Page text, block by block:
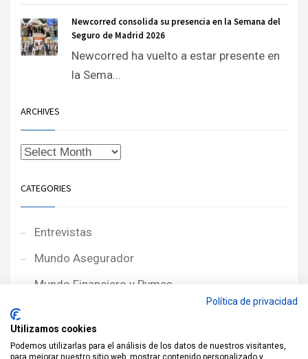
Newcorred consolida su presencia en la Semana del
Seguro de Madrid 2026
Newcorred ha vuelto a estar presente en
la Sema...
ARCHIVES
CATEGORIES
Entrevistas
Mundo Asegurador
Mundo Financiero y Pymes
Noticias NewcorRED
Política de privacidad
Utilizamos cookies
Podemos utilizarlas para el análisis de los datos de nuestros visitantes,
para mejorar nuestro sitio web, mostrar contenido personalizado y